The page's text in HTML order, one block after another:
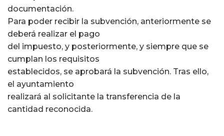
documentación.
Para poder recibir la subvención, anteriormente se
deberá realizar el pago
del impuesto, y posteriormente, y siempre que se
cumplan los requisitos
establecidos, se aprobará la subvención. Tras ello,
el ayuntamiento
realizará al solicitante la transferencia de la
cantidad reconocida.